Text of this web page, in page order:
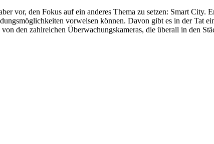
vor, den Fokus auf ein anderes Thema zu setzen: Smart City.
vorweisen können. Davon gibt es in der Tat
den zahlreichen Überwachungskameras, die überall in den